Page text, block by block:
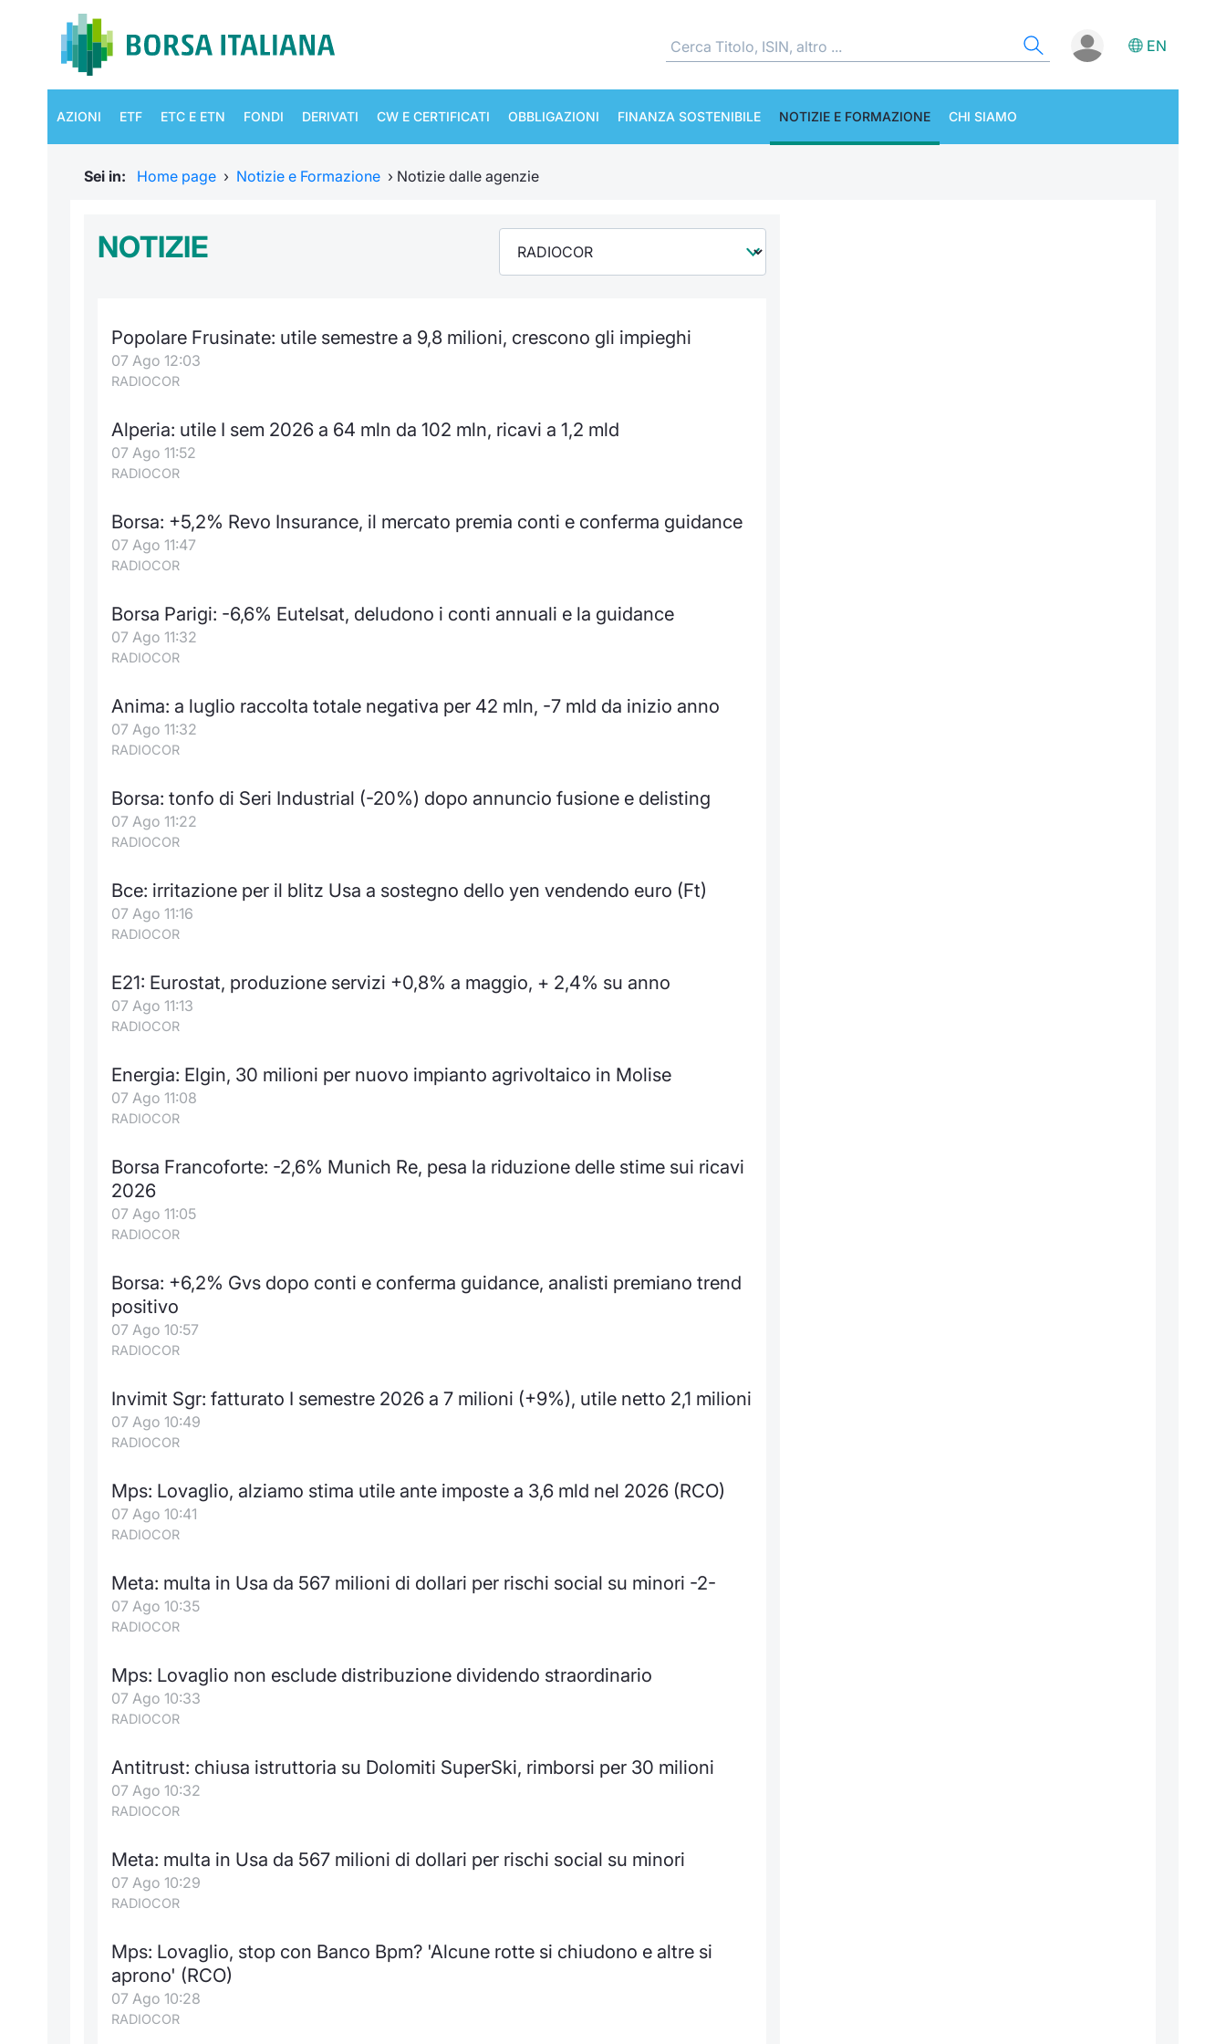
EN
AZIONI ETF ETC E ETN FONDI DERIVATI CW E CERTIFICATI OBBLIGAZIONI FINANZA SOSTENIBILE NOTIZIE E FORMAZIONE CHI SIAMO
Sei in: Home page › Notizie e Formazione › Notizie dalle agenzie
NOTIZIE
Popolare Frusinate: utile semestre a 9,8 milioni, crescono gli impieghi
07 Ago 12:03
RADIOCOR
Alperia: utile I sem 2026 a 64 mln da 102 mln, ricavi a 1,2 mld
07 Ago 11:52
RADIOCOR
Borsa: +5,2% Revo Insurance, il mercato premia conti e conferma guidance
07 Ago 11:47
RADIOCOR
Borsa Parigi: -6,6% Eutelsat, deludono i conti annuali e la guidance
07 Ago 11:32
RADIOCOR
Anima: a luglio raccolta totale negativa per 42 mln, -7 mld da inizio anno
07 Ago 11:32
RADIOCOR
Borsa: tonfo di Seri Industrial (-20%) dopo annuncio fusione e delisting
07 Ago 11:22
RADIOCOR
Bce: irritazione per il blitz Usa a sostegno dello yen vendendo euro (Ft)
07 Ago 11:16
RADIOCOR
E21: Eurostat, produzione servizi +0,8% a maggio, + 2,4% su anno
07 Ago 11:13
RADIOCOR
Energia: Elgin, 30 milioni per nuovo impianto agrivoltaico in Molise
07 Ago 11:08
RADIOCOR
Borsa Francoforte: -2,6% Munich Re, pesa la riduzione delle stime sui ricavi
2026
07 Ago 11:05
RADIOCOR
Borsa: +6,2% Gvs dopo conti e conferma guidance, analisti premiano trend
positivo
07 Ago 10:57
RADIOCOR
Invimit Sgr: fatturato I semestre 2026 a 7 milioni (+9%), utile netto 2,1 milioni
07 Ago 10:49
RADIOCOR
Mps: Lovaglio, alziamo stima utile ante imposte a 3,6 mld nel 2026 (RCO)
07 Ago 10:41
RADIOCOR
Meta: multa in Usa da 567 milioni di dollari per rischi social su minori -2-
07 Ago 10:35
RADIOCOR
Mps: Lovaglio non esclude distribuzione dividendo straordinario
07 Ago 10:33
RADIOCOR
Antitrust: chiusa istruttoria su Dolomiti SuperSki, rimborsi per 30 milioni
07 Ago 10:32
RADIOCOR
Meta: multa in Usa da 567 milioni di dollari per rischi social su minori
07 Ago 10:29
RADIOCOR
Mps: Lovaglio, stop con Banco Bpm? 'Alcune rotte si chiudono e altre si
aprono' (RCO)
07 Ago 10:28
RADIOCOR